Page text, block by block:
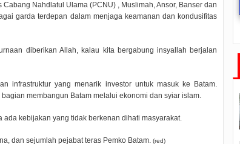
Nahdlatul Ulama (PCNU) , Muslimah, Ansor, Banser dan
garda terdepan dalam menjaga keamanan dan kondusifitas
diberikan Allah, kalau kita bergabung insyallah berjalan
infrastruktur yang menarik investor untuk masuk ke Batam.
membangun Batam melalui ekonomi dan syiar islam.
kebijakan yang tidak berkenan dihati masyarakat.
dan sejumlah pejabat teras Pemko Batam. (red)
Jalan
0 Comments
Silahturahmi Dan Komunikasi
Dengan Masyarakat
Memimpin Rapat Paripurna
Pengesahan Ranperda Perubahan